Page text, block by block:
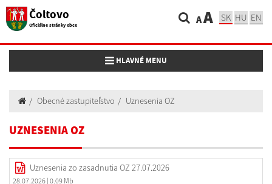
Čoltovo
Oficiálne stránky obce AA SK HU EN
Toggle navigation
HLAVNÉ MENU
Obecné zastupiteľstvo Uznesenia OZ
UZNESENIA OZ
Uznesenia zo zasadnutia OZ 27.07.2026
28.07.2026 | 0.09 Mb